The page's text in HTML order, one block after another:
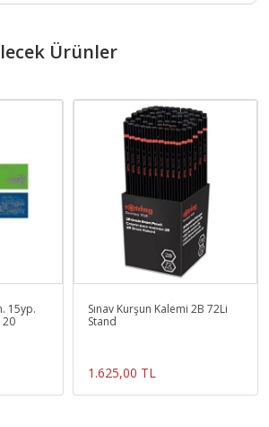
Ürünler
15yp.
Sınav Kurşun Kalemi 2B 72Li
Stand
1.625,00 TL